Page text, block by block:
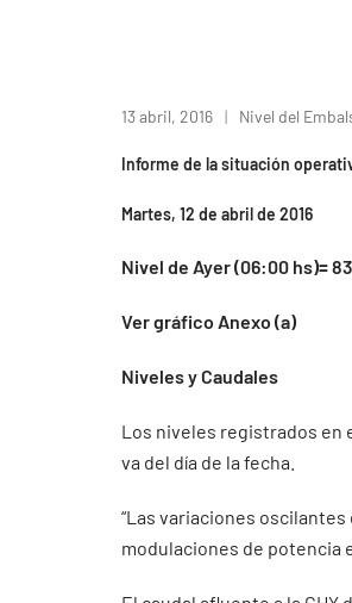
13 abril, 2016 Nivel del
Informe de la situación
Martes, 12 de abril de 2016
Nivel de Ayer (06:00 hs)=
Ver gráfico Anexo (a)
Niveles y Caudales
Los niveles registrados en
va del día de la fecha.
“Las variaciones
modulaciones de potencia